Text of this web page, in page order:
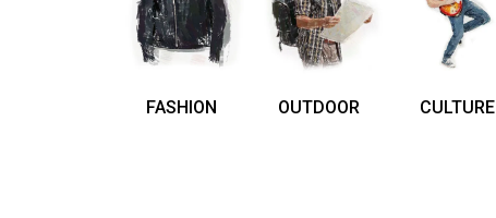
FASHION OUTDOOR CULTURE